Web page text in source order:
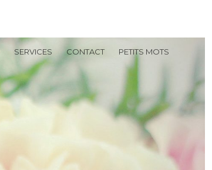
SERVICES CONTACT PETITS MOTS